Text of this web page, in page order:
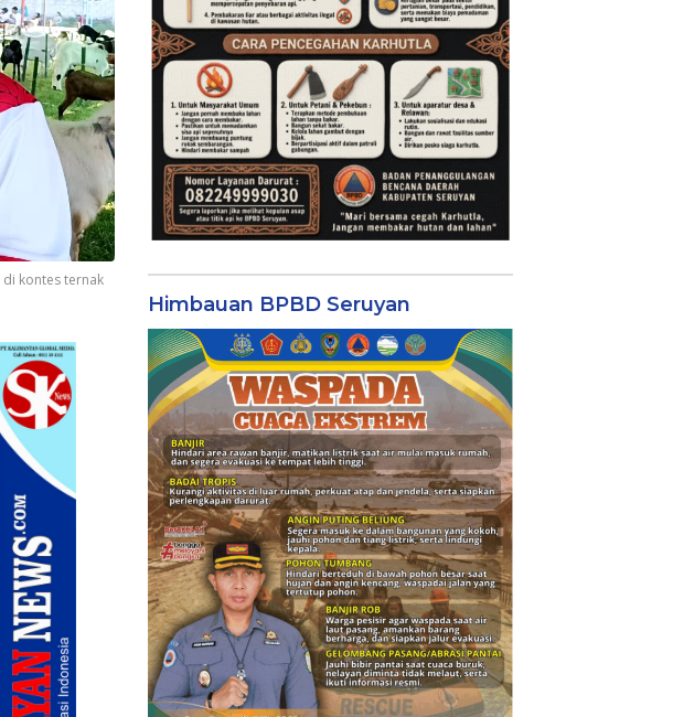
kontes ternak
Himbauan BPBD Seruyan